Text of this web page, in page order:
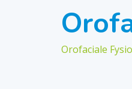
Orofaciale